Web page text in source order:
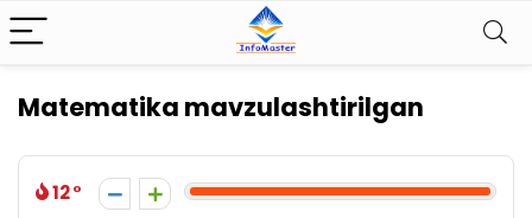
Matematika mavzulashtirilgan
12